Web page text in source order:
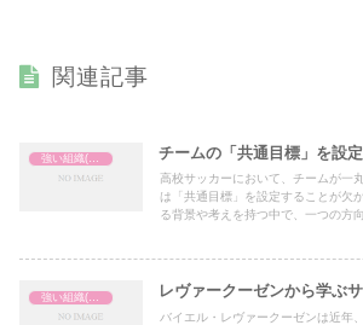
関連記事
チームの「共通目標」を設
高校サッカーにおいて、チームが一
は「共通目標」を設定することが欠
る背景や考えを持つ中で、一つの方
レヴァークーゼンから学ぶ
バイエル・レヴァークーゼンは近年